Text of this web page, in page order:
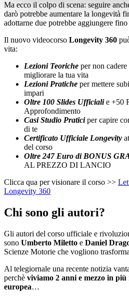
Ma ecco il colpo di scena: seguire
darò potrebbe aumentare la longevità
adottarne due potrebbe aggiungere
Il nuovo videocorso Longevity 360
vita:
Lezioni Teoriche per non
migliorare la tua vita
Lezioni Pratiche per mettere
impari
Oltre 100 Slides Ufficialie +50
Approfondimento
Casi Studio Pratici per capire
di te
Certificato Ufficiale Longevity
del corso
Oltre 247 Euro di BONUS
AL PREZZO DI LANCIO
Clicca qua per visionare il corso >>
Longevity 360
Chi sono gli autori?
Gli autori del corso ufficiale e
sono Umberto Miletto e Daniel
Scienze Motorie che vogliono
Al telegiornale una recente notizia
perchè viviamo 2 anni e mezzo in
europea…